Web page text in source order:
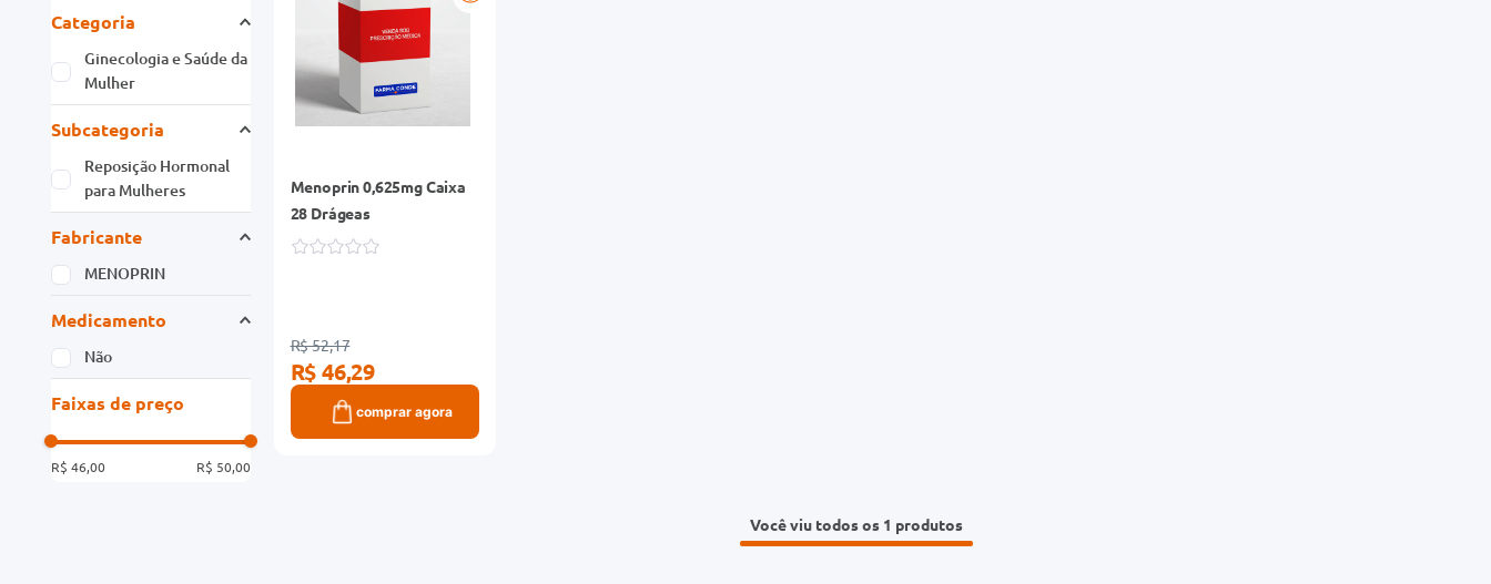
Categoria
Ginecologia e Saúde da
Mulher
Subcategoria
Reposição Hormonal
para Mulheres
Fabricante
MENOPRIN
Medicamento
Não
Faixas de preço
R$ 46,00 R$ 50,00
Menoprin 0,625mg Caixa
28 Drágeas
R$ 52,17
R$ 46,29
comprar agora
Você viu todos os 1